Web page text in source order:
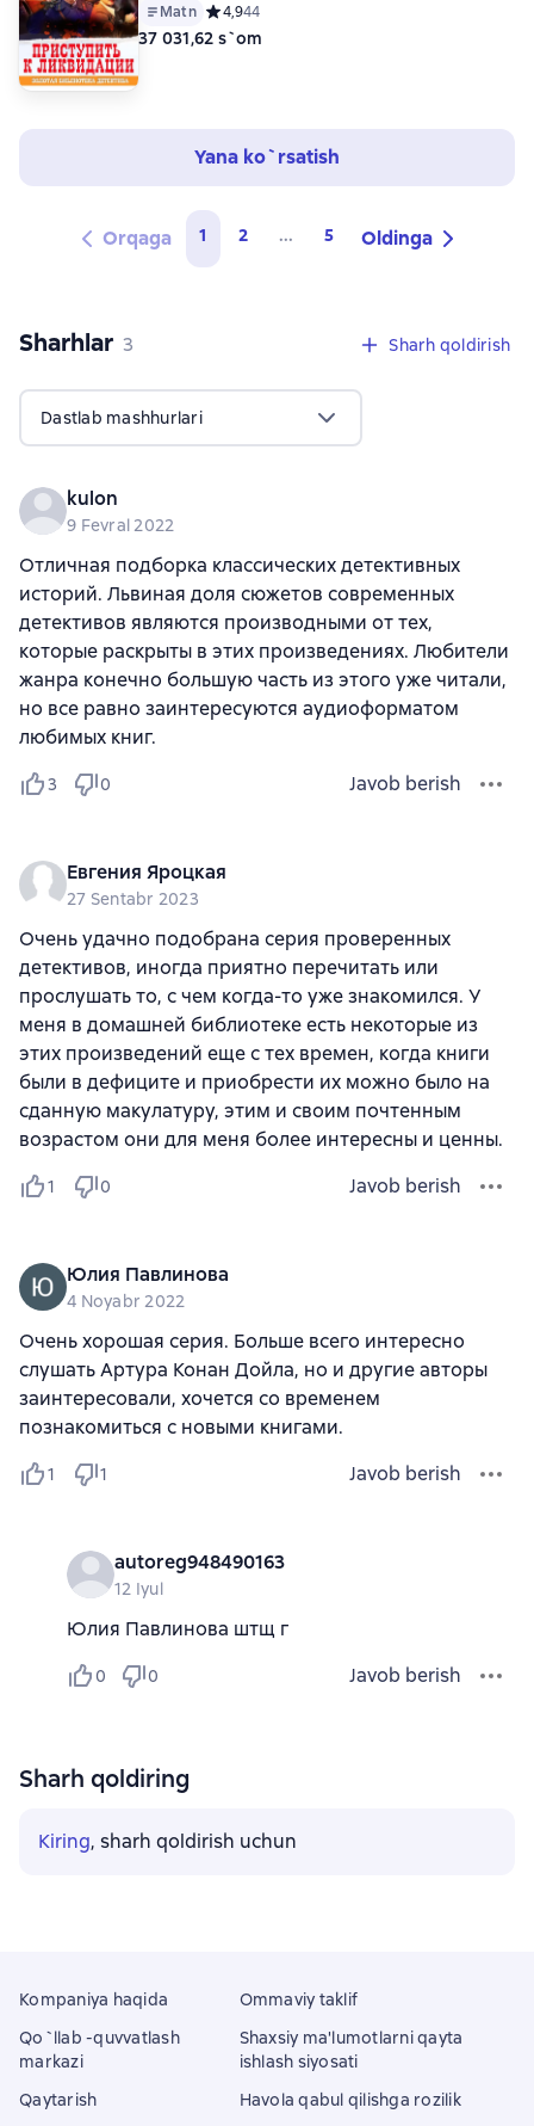
Matn Средний рейтинг 4,9 на основе 44 оценок
4,944
37 031,62 s`om
Yana ko`rsatish
Orqaga 1 2 ... 5 Oldinga
Sharhlar 3 sharhlar
3 Sharh qoldirish
Dastlab mashhurlari
kulon
9 Fevral 2022
Отличная подборка классических детективных
историй. Львиная доля сюжетов современных
детективов являются производными от тех,
которые раскрыты в этих произведениях. Любители
жанра конечно большую часть из этого уже читали,
но все равно заинтересуются аудиоформатом
любимых книг.
3 0 Javob berish
Евгения Яроцкая
27 Sentabr 2023
Очень удачно подобрана серия проверенных
детективов, иногда приятно перечитать или
прослушать то, с чем когда-то уже знакомился. У
меня в домашней библиотеке есть некоторые из
этих произведений еще с тех времен, когда книги
были в дефиците и приобрести их можно было на
сданную макулатуру, этим и своим почтенным
возрастом они для меня более интересны и ценны.
1 0 Javob berish
Юлия Павлинова
4 Noyabr 2022
Очень хорошая серия. Больше всего интересно
слушать Артура Конан Дойла, но и другие авторы
заинтересовали, хочется со временем
познакомиться с новыми книгами.
1 1 Javob berish
autoreg948490163
12 Iyul
Юлия Павлинова штщ г
0 0 Javob berish
Sharh qoldiring
Kiring, sharh qoldirish uchun
Kompaniya haqida
Qo`llab -quvvatlash
markazi
Qaytarish
Ommaviy taklif
Shaxsiy ma'lumotlarni qayta
ishlash siyosati
Havola qabul qilishga rozilik